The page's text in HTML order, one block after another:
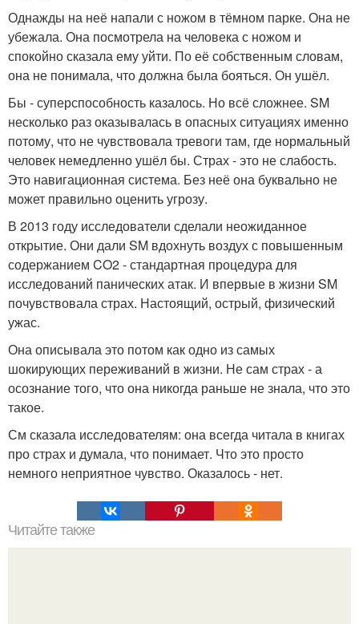
Однажды на неё напали с ножом в тёмном парке. Она не
убежала. Она посмотрела на человека с ножом и
спокойно сказала ему уйти. По её собственным словам,
она не понимала, что должна была бояться. Он ушёл.
Бы - суперспособность казалось. Но всё сложнее. SM
несколько раз оказывалась в опасных ситуациях именно
потому, что не чувствовала тревоги там, где нормальный
человек немедленно ушёл бы. Страх - это не слабость.
Это навигационная система. Без неё она буквально не
может правильно оценить угрозу.
В 2013 году исследователи сделали неожиданное
открытие. Они дали SM вдохнуть воздух с повышенным
содержанием CO2 - стандартная процедура для
исследований панических атак. И впервые в жизни SM
почувствовала страх. Настоящий, острый, физический
ужас.
Она описывала это потом как одно из самых
шокирующих переживаний в жизни. Не сам страх - а
осознание того, что она никогда раньше не знала, что это
такое.
См сказала исследователям: она всегда читала в книгах
про страх и думала, что понимает. Что это просто
немного неприятное чувство. Оказалось - нет.
Читайте также